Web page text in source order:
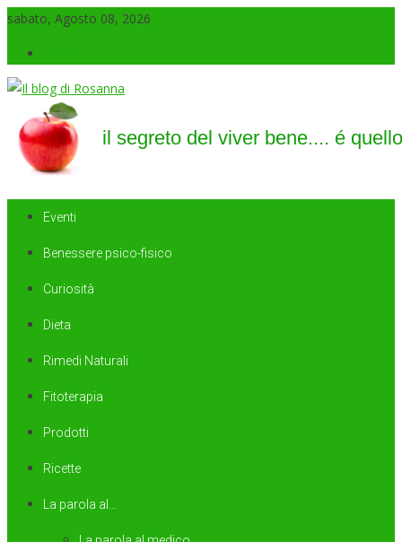
sabato, Agosto 08, 2026
Il blog di Rosanna
il segreto del viver bene…. é quello di saper sorridere sempre
Eventi
Benessere psico-fisico
Curiosità
Dieta
Rimedi Naturali
Fitoterapia
Prodotti
Ricette
La parola al…